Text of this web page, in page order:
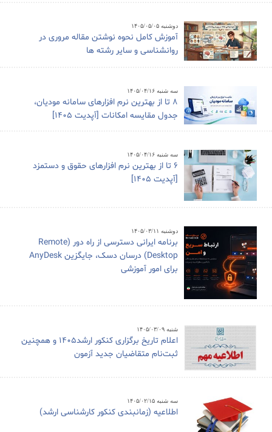
دوشنبه ۱۴۰۵/۰۵/۰۵
آموزش کامل نحوه نوشتن مقاله مروری در
روانشناسی و سایر رشته ها
سه شنبه ۱۴۰۵/۰۴/۱۶
8 تا از بهترین نرم افزارهای سامانه مودیان،
جدول مقایسه امکانات [آپدیت 1405]
سه شنبه ۱۴۰۵/۰۴/۱۶
6 تا از بهترین نرم افزارهای حقوق و دستمزد
[آپدیت 1405]
دوشنبه ۱۴۰۵/۰۳/۱۱
برنامه ایرانی دسترسی از راه دور (Remote
Desktop) درسان دسک، جایگزین AnyDesk
برای امور آموزشی
شنبه ۱۴۰۵/۰۳/۰۹
اعلام تاریخ برگزاری کنکور ارشد1405 و همچنین
ثبت‌نام متقاضیان جدید آزمون
سه شنبه ۱۴۰۵/۰۲/۱۵
اطلاعیه (زمانبندی کنکور کارشناسی ارشد)